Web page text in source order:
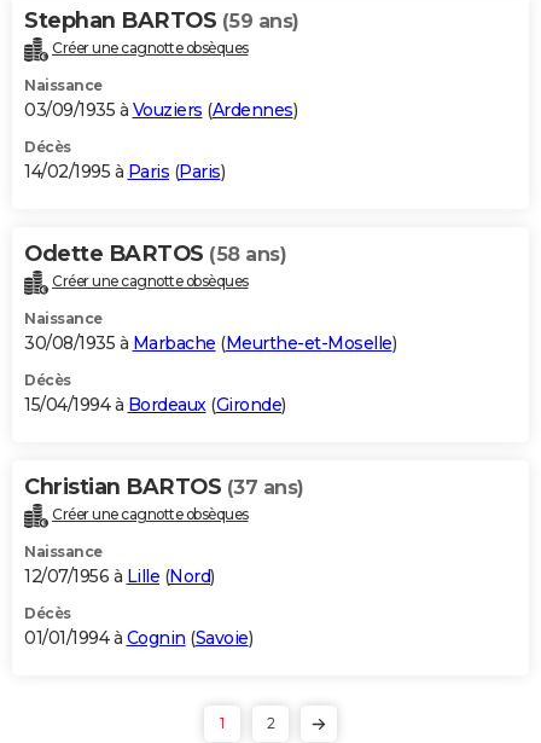
Stephan BARTOS (59 ans)
Créer une cagnotte obsèques
Naissance
03/09/1935 à Vouziers (Ardennes)
Décès
14/02/1995 à Paris (Paris)
Odette BARTOS (58 ans)
Créer une cagnotte obsèques
Naissance
30/08/1935 à Marbache (Meurthe-et-Moselle)
Décès
15/04/1994 à Bordeaux(Gironde)
Christian BARTOS (37 ans)
Créer une cagnotte obsèques
Naissance
12/07/1956 à Lille (Nord)
Décès
01/01/1994 à Cognin (Savoie)
1 2